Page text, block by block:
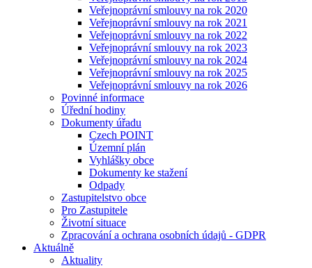
Veřejnoprávní smlouvy na rok 2020
Veřejnoprávní smlouvy na rok 2021
Veřejnoprávní smlouvy na rok 2022
Veřejnoprávní smlouvy na rok 2023
Veřejnoprávní smlouvy na rok 2024
Veřejnoprávní smlouvy na rok 2025
Veřejnoprávní smlouvy na rok 2026
Povinné informace
Úřední hodiny
Dokumenty úřadu
Czech POINT
Územní plán
Vyhlášky obce
Dokumenty ke stažení
Odpady
Zastupitelstvo obce
Pro Zastupitele
Životní situace
Zpracování a ochrana osobních údajů - GDPR
Aktuálně
Aktuality